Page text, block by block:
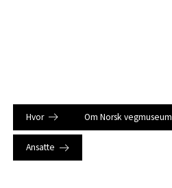
Hvor Om Norsk vegmuseum
Ansatte